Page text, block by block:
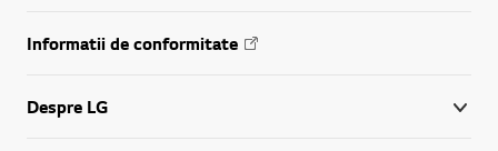
Informatii de conformitate
Despre LG